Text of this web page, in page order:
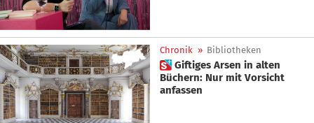
Chronik » Bibliotheken
 Giftiges Arsen in alten
Büchern: Nur mit Vorsicht
anfassen